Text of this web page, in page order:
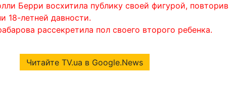
Берри восхитила публику своей фигурой, повторив
18-летней давности.
рассекретила пол своего второго ребенка.
Читайте TV.ua в Google.News